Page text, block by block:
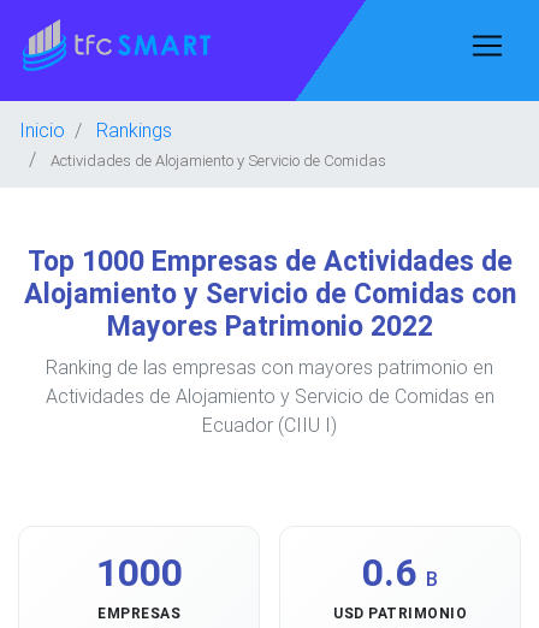
Inicio Rankings
Actividades de Alojamiento y Servicio de Comidas
Top 1000 Empresas de Actividades de
Alojamiento y Servicio de Comidas con
Mayores Patrimonio 2022
Ranking de las empresas con mayores patrimonio en
Actividades de Alojamiento y Servicio de Comidas en
Ecuador (CIIU I)
1000
EMPRESAS
0.6 B
USD PATRIMONIO